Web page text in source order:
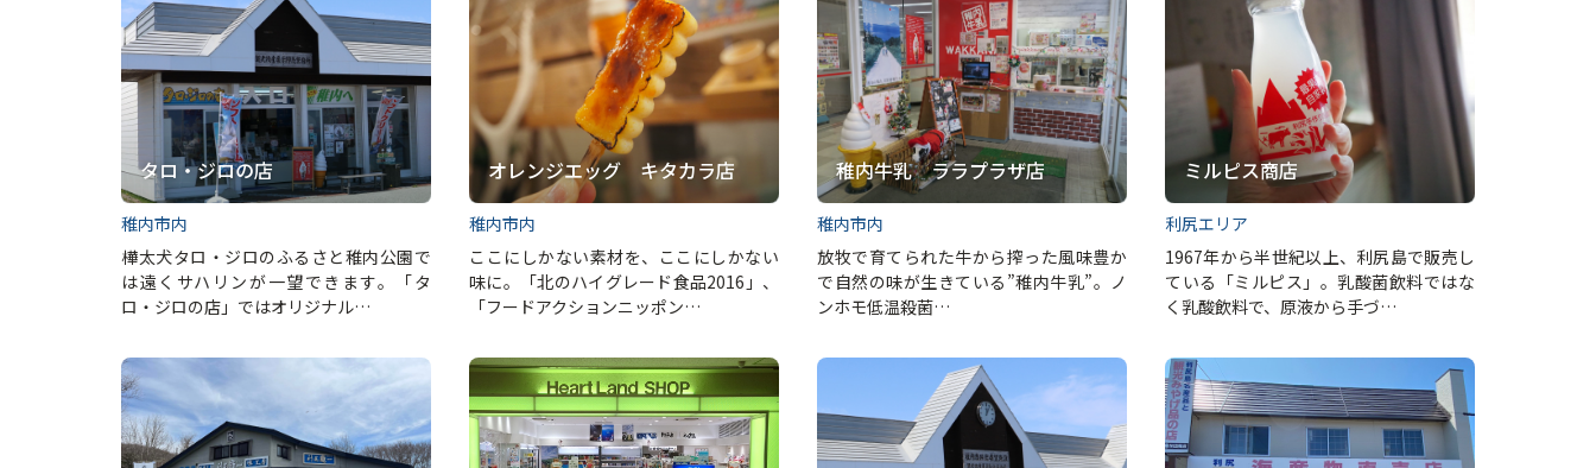
タロ・ジロの店
稚内市内
樺太犬タロ・ジロのふるさと稚内公園で
は遠くサハリンが一望できます。「タ
ロ・ジロの店」ではオリジナル…
オレンジエッグ キタカラ店
稚内市内
ここにしかない素材を、ここにしかない
味に。「北のハイグレード食品2016」、
「フードアクションニッポン…
稚内牛乳 ララプラザ店
稚内市内
放牧で育てられた牛から搾った風味豊か
で自然の味が生きている”稚内牛乳”。ノ
ンホモ低温殺菌…
ミルピス商店
利尻エリア
1967年から半世紀以上、利尻島で販売し
ている「ミルピス」。乳酸菌飲料ではな
く乳酸飲料で、原液から手づ…